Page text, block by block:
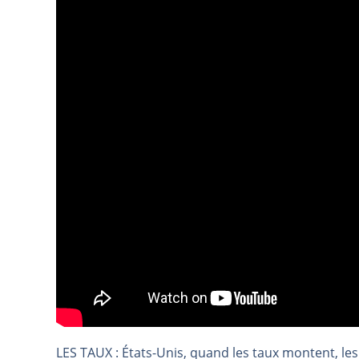
Les événements de cette semaine
La France, maillon faible de
Pourquoi 6 guerres explosent en
LES TAUX : États-Unis, quand les taux montent,